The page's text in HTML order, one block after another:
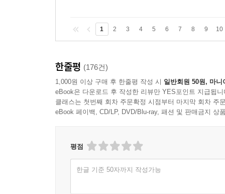
1 2 3 4 5 6 7 8 9 10
한줄평 (176건)
1,000원 이상 구매 후 한줄평 작성 시 일반회원 50원, 마니
eBook은 다운로드 후 작성한 리뷰만 YES포인트 지급됩니
클래스는 첫번째 회차 주문확정 시점부터 마지막 회차 주
eBook 페이백, CD/LP, DVD/Blu-ray, 패션 및 판매금지 상
평점
한글 기준 50자까지 작성가능